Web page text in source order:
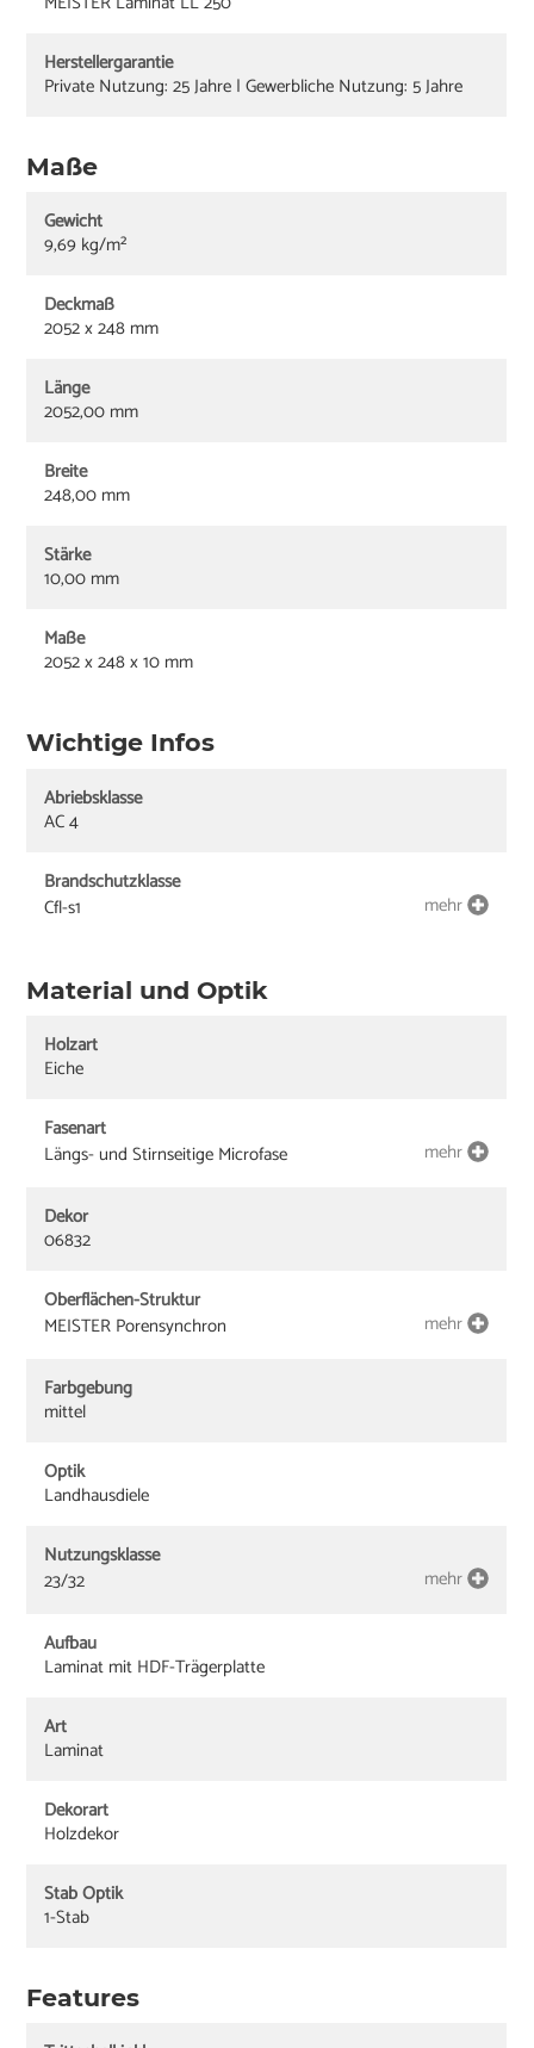
Herstellergarantie
Private Nutzung: 25 Jahre | Gewerbliche Nutzung: 5 Jahre
Maße
Gewicht
9,69 kg/m²
Deckmaß
2052 x 248 mm
Länge
2052,00 mm
Breite
248,00 mm
Stärke
10,00 mm
Maße
2052 x 248 x 10 mm
Wichtige Infos
Abriebsklasse
AC 4
Brandschutzklasse
Cfl-s1
mehr
Material und Optik
Holzart
Eiche
Fasenart
Längs- und Stirnseitige Microfase
mehr
Dekor
06832
Oberflächen-Struktur
MEISTER Porensynchron
mehr
Farbgebung
mittel
Optik
Landhausdiele
Nutzungsklasse
23/32
mehr
Aufbau
Laminat mit HDF-Trägerplatte
Art
Laminat
Dekorart
Holzdekor
Stab Optik
1-Stab
Features